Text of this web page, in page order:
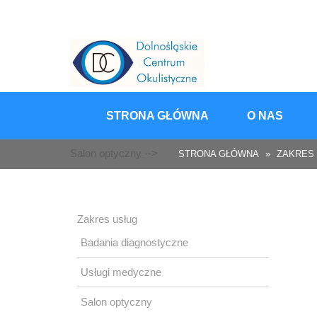
STRONA GŁÓWNA O NAS
STRONA GŁÓWNA » ZAKRES
Zakres usług
Badania diagnostyczne
Usługi medyczne
Salon optyczny